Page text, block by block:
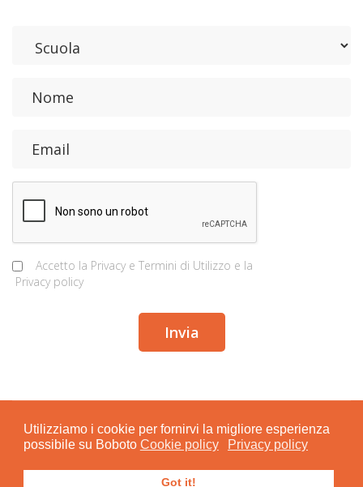
Utilizziamo i cookie per fornirvi la migliore esperienza
possibile su Boboto Cookie policy Privacy policy
Got it!
Accetto la Privacy e Termini di Utilizzo e la
Privacy policy
© 2015 - 2024 BOBOTO S.r.l. Società Benefit
mobile: +39 346 094 8433 Sede Legale: Via San Lazzaro, 12 –
73100 LECCE P.I. 04804810754